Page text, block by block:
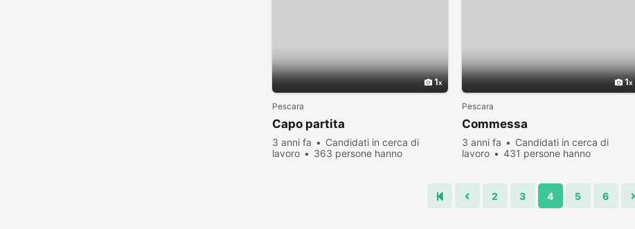
1
Pescara
Capo partita
3 anni fa
Candidati in cerca di
lavoro
363 persone hanno
1
Pescara
Commessa
3 anni fa
Candidati in cerca di
lavoro
431 persone hanno
2 3 4 5 6